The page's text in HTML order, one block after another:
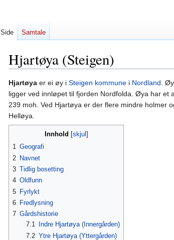
Hjartøya (Steigen)
Hopp
til
navigering
Hopp
til
søk
Hjartøya er ei øy i Steigen kommune i Nordland.
ligger ved innløpet til fjorden Nordfolda. Øya har et
239 moh. Ved Hjartøya er der flere mindre holmer
Helløya.
Innhold
1 Geografi
2 Navnet
3 Tidlig bosetting
4 Oldfunn
5 Fyrlykt
6 Fredlysning
7 Gårdshistorie
7.1
Indre Hjartøya (Innergården)
7.2 Ytre Hjartøya (Yttergården)
Side Samtale